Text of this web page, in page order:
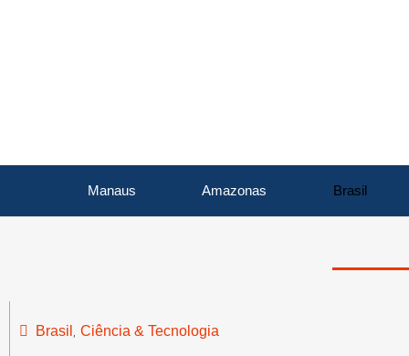
Manaus Amazonas Brasil
Brasil Ciência & Tecnologia